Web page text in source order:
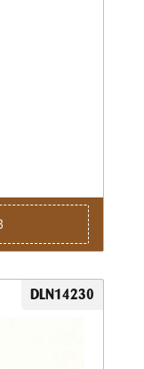
DLN14230